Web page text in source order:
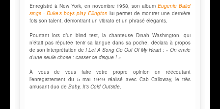
Enregistré à New York, en novembre 1958, son albumEugenie Baird
sings - Duke's boys play Ellington lui permet de montrer une dernière
fois son talent, démontrant un vibrato et un phrasé élégants.
Pourtant lors d’un blind test, la chanteuse Dinah Washington, qui
n’était pas réputée tenir sa langue dans sa poche, déclara à propos
de son interprétation de I Let A Song Go Out Of My Heart : « On envie
d’une seule chose : casser ce disque ! »
À vous de vous faire votre propre opinion en réécoutant
l’enregistrement du 5 mai 1949 réalisé avec Cab Calloway, le très
amusant duo de Baby, It’s Cold Outside